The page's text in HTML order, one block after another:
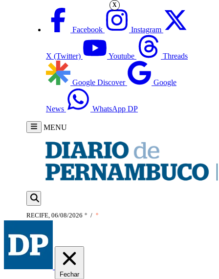
Facebook Instagram
X (Twitter) Youtube Threads
Google Discover Google
News WhatsApp DP
MENU
RECIFE, 06/08/2026 ° / °
Fechar
X